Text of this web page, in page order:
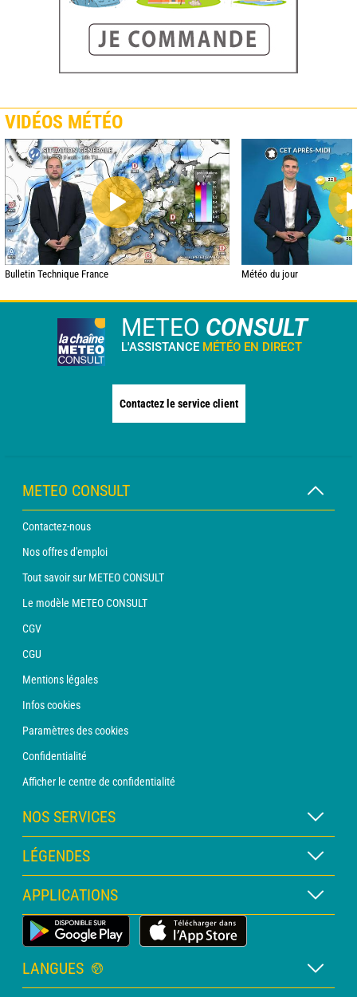
VIDÉOS MÉTÉO
Bulletin Technique France Météo du jour
METEO CONSULT
L'ASSISTANCE MÉTÉO EN DIRECT
Contactez le service client
METEO CONSULT
Contactez-nous
Nos offres d'emploi
Tout savoir sur METEO CONSULT
Le modèle METEO CONSULT
CGV
CGU
Mentions légales
Infos cookies
Paramètres des cookies
Confidentialité
Afficher le centre de confidentialité
NOS SERVICES
Abonnement METEO Xpert
Abonnement METEO PRO
Consultation avec un prévisionniste
Bulletin PRO
LÉGENDES
Légende des cartes
Légende des pictogrammes
Glossaire
APPLICATIONS
Application Météo Terrestre
LANGUES